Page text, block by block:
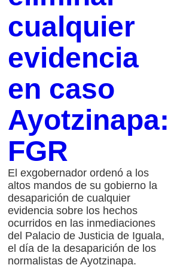
cualquier
evidencia
en caso
Ayotzinapa:
FGR
El exgobernador ordenó a los
altos mandos de su gobierno la
desaparición de cualquier
evidencia sobre los hechos
ocurridos en las inmediaciones
del Palacio de Justicia de Iguala,
el día de la desaparición de los
normalistas de Ayotzinapa.